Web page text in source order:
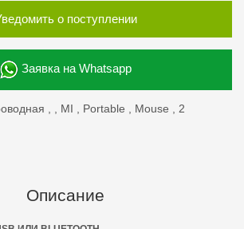
о поступлении
Заявка на Whatsapp
MI Portable Mouse 2
Описание